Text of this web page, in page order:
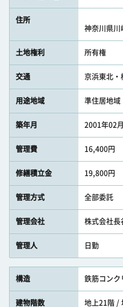
住所
神奈川県川
土地権利 所有権
交通 京浜東北・
用途地域 準住居地域
築年月 2001年02
管理費 16,400円
修繕積立金 19,800円
管理方式 全部委託
管理会社 株式会社長
管理人 日勤
構造 鉄筋コンク
建物階数 地上21階 /